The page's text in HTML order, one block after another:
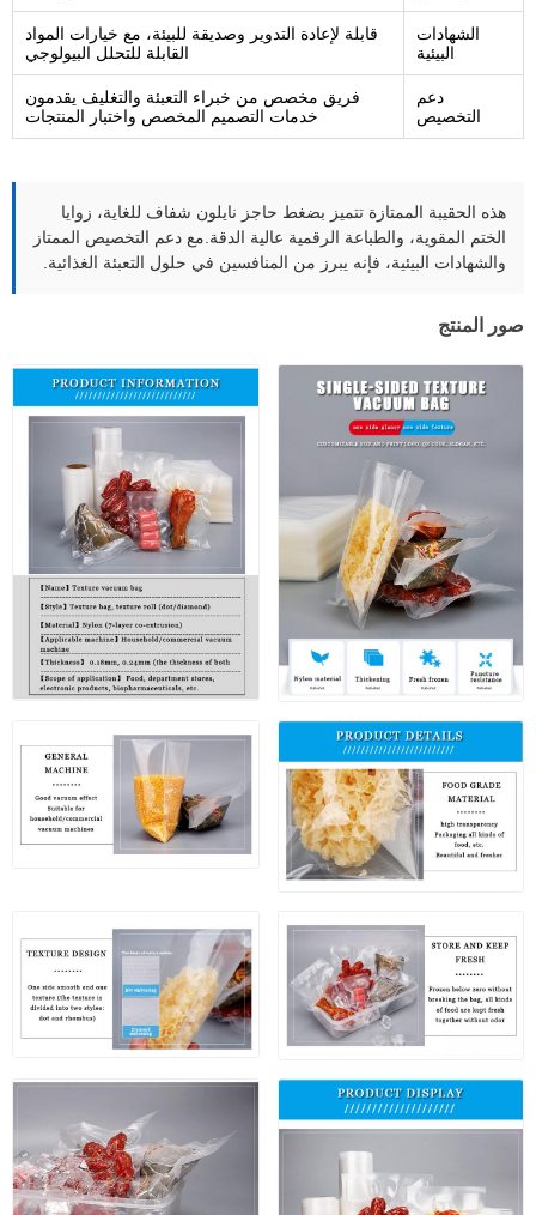
الشهادات
البيئية
قابلة لإعادة التدوير وصديقة للبيئة، مع خيارات المواد
القابلة للتحلل البيولوجي
دعم
التخصيص
فريق مخصص من خبراء التعبئة والتغليف يقدمون
خدمات التصميم المخصص واختبار المنتجات
هذه الحقيبة الممتازة تتميز بضغط حاجز نايلون شفاف للغاية، زوايا
الختم المقوية، والطباعة الرقمية عالية الدقة.مع دعم التخصيص الممتاز
والشهادات البيئية، فإنه يبرز من المنافسين في حلول التعبئة الغذائية.
صور المنتج